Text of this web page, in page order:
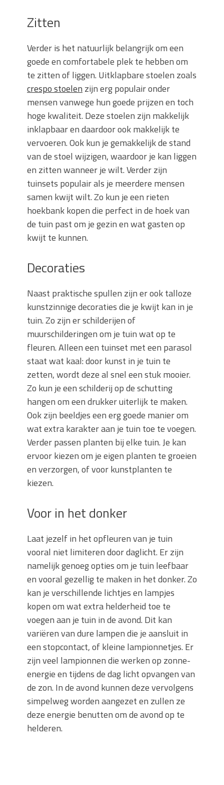
Zitten
Verder is het natuurlijk belangrijk om een
goede en comfortabele plek te hebben om
te zitten of liggen. Uitklapbare stoelen zoals
crespo stoelenzijn erg populair onder
mensen vanwege hun goede prijzen en toch
hoge kwaliteit. Deze stoelen zijn makkelijk
inklapbaar en daardoor ook makkelijk te
vervoeren. Ook kun je gemakkelijk de stand
van de stoel wijzigen, waardoor je kan liggen
en zitten wanneer je wilt. Verder zijn
tuinsets populair als je meerdere mensen
samen kwijt wilt. Zo kun je een rieten
hoekbank kopen die perfect in de hoek van
de tuin past om je gezin en wat gasten op
kwijt te kunnen.
Decoraties
Naast praktische spullen zijn er ook talloze
kunstzinnige decoraties die je kwijt kan in je
tuin. Zo zijn er schilderijen of
muurschilderingen om je tuin wat op te
fleuren. Alleen een tuinset met een parasol
staat wat kaal: door kunst in je tuin te
zetten, wordt deze al snel een stuk mooier.
Zo kun je een schilderij op de schutting
hangen om een drukker uiterlijk te maken.
Ook zijn beeldjes een erg goede manier om
wat extra karakter aan je tuin toe te voegen.
Verder passen planten bij elke tuin. Je kan
ervoor kiezen om je eigen planten te groeien
en verzorgen, of voor kunstplanten te
kiezen.
Voor in het donker
Laat jezelf in het opfleuren van je tuin
vooral niet limiteren door daglicht. Er zijn
namelijk genoeg opties om je tuin leefbaar
en vooral gezellig te maken in het donker. Zo
kan je verschillende lichtjes en lampjes
kopen om wat extra helderheid toe te
voegen aan je tuin in de avond. Dit kan
variëren van dure lampen die je aansluit in
een stopcontact, of kleine lampionnetjes. Er
zijn veel lampionnen die werken op zonne-
energie en tijdens de dag licht opvangen van
de zon. In de avond kunnen deze vervolgens
simpelweg worden aangezet en zullen ze
deze energie benutten om de avond op te
helderen.